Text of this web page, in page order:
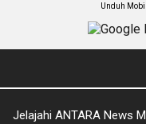
Unduh
Jelajahi ANTARA News